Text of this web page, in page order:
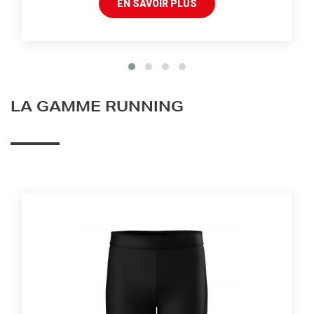
EN SAVOIR PLUS
LA GAMME RUNNING